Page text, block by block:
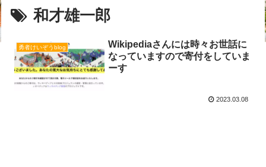
和才雄一郎
勇者けいぞうblog
Wikipediaさんには時々お世話に
なっていますので寄付をしていま
ーす
2023.03.08